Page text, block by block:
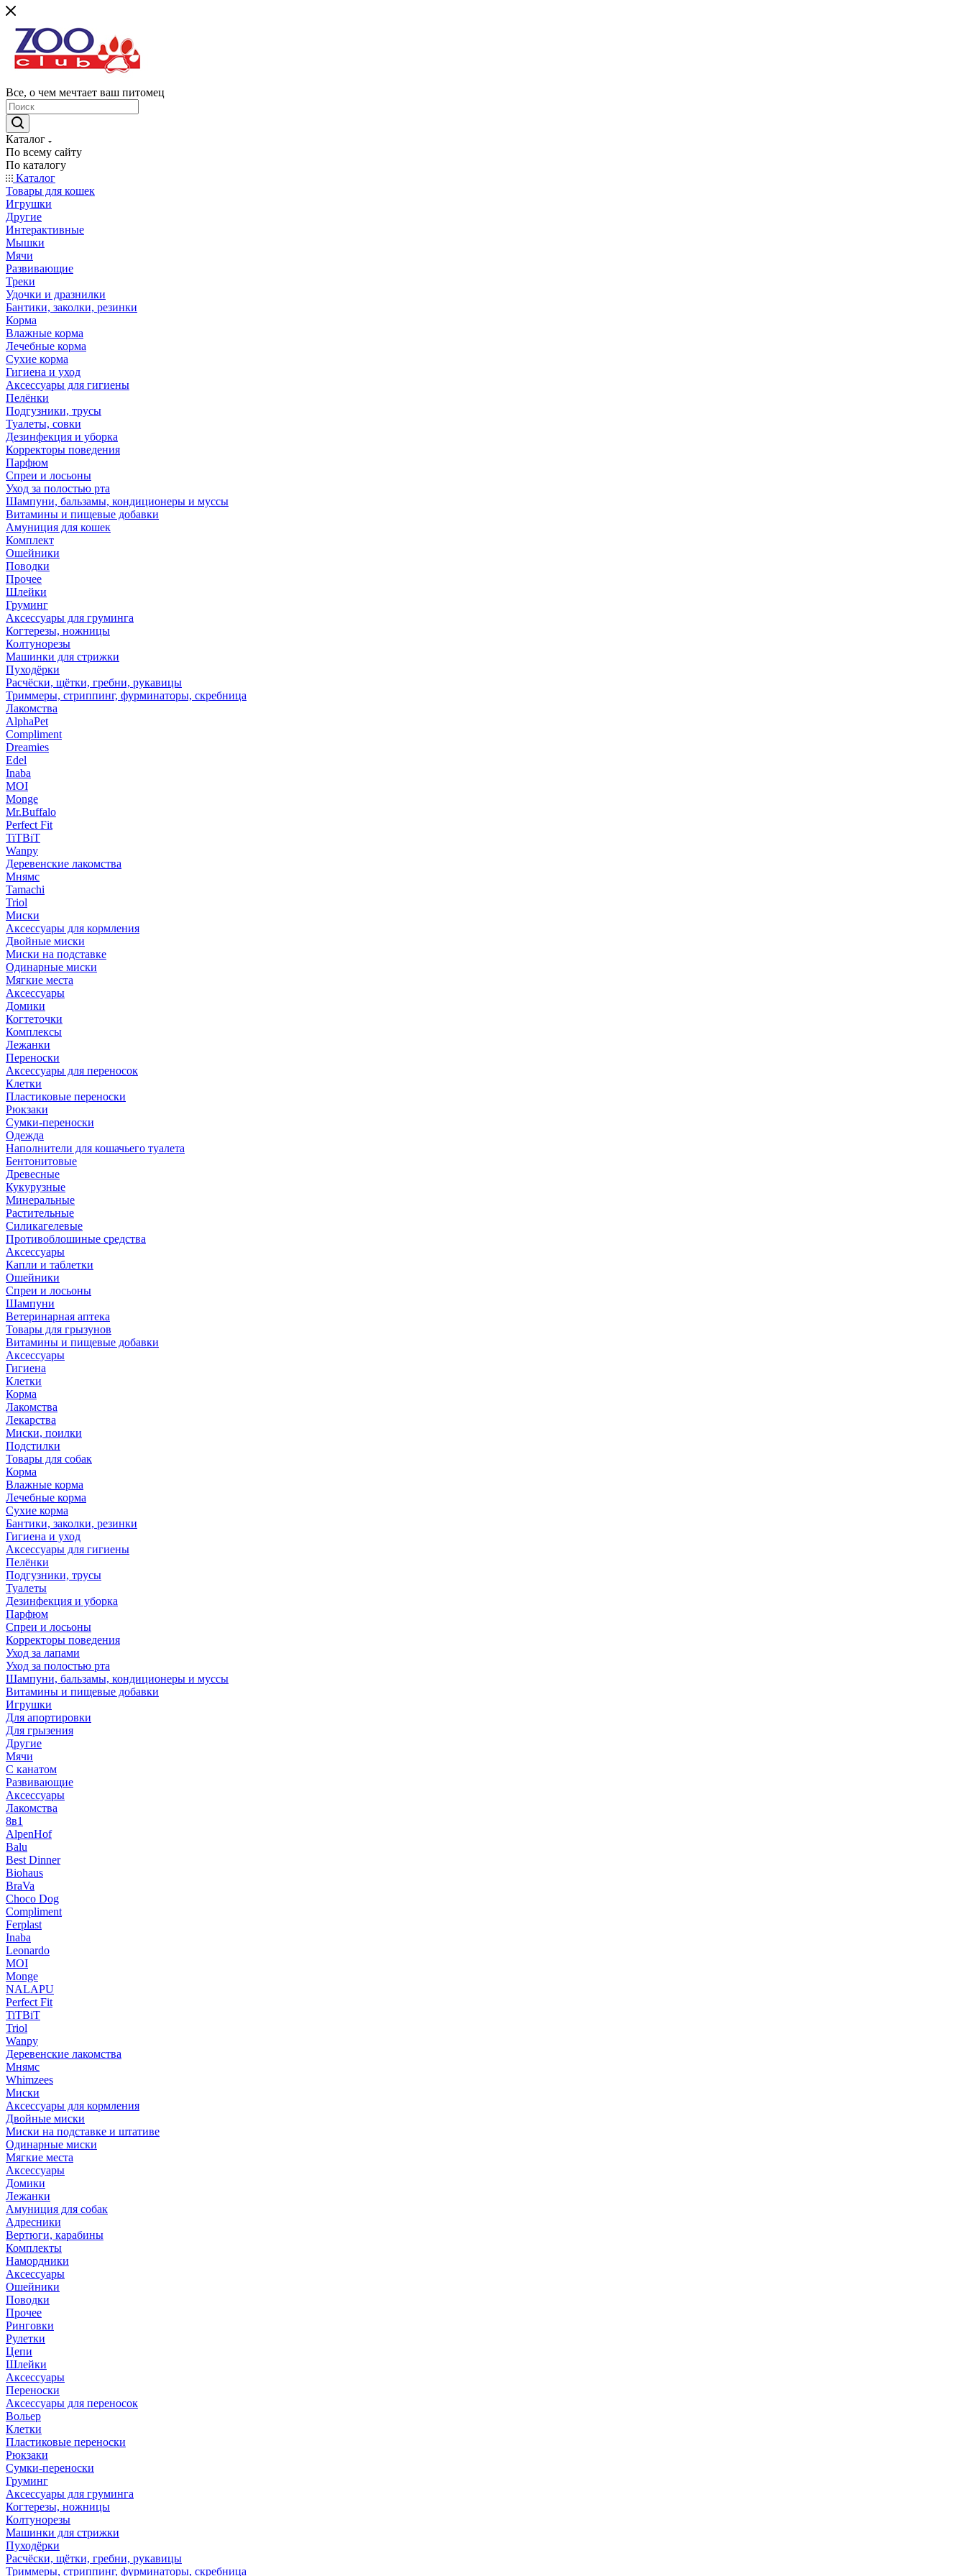
Все, о чем мечтает ваш питомец
Каталог
По всему сайту
По каталогу
Каталог
Товары для кошек
Игрушки
Другие
Интерактивные
Мышки
Мячи
Развивающие
Треки
Удочки и дразнилки
Бантики, заколки, резинки
Корма
Влажные корма
Лечебные корма
Сухие корма
Гигиена и уход
Аксессуары для гигиены
Пелёнки
Подгузники, трусы
Туалеты, совки
Дезинфекция и уборка
Корректоры поведения
Парфюм
Спреи и лосьоны
Уход за полостью рта
Шампуни, бальзамы, кондиционеры и муссы
Витамины и пищевые добавки
Амуниция для кошек
Комплект
Ошейники
Поводки
Прочее
Шлейки
Груминг
Аксессуары для груминга
Когтерезы, ножницы
Колтунорезы
Машинки для стрижки
Пуходёрки
Расчёски, щётки, гребни, рукавицы
Триммеры, стриппинг, фурминаторы, скребница
Лакомства
AlphaPet
Compliment
Dreamies
Edel
Inaba
MOI
Monge
Mr.Buffalo
Perfect Fit
TiTBiT
Wanpy
Деревенские лакомства
Мнямс
Tamachi
Triol
Миски
Аксессуары для кормления
Двойные миски
Миски на подставке
Одинарные миски
Мягкие места
Аксессуары
Домики
Когтеточки
Комплексы
Лежанки
Переноски
Аксессуары для переносок
Клетки
Пластиковые переноски
Рюкзаки
Сумки-переноски
Одежда
Наполнители для кошачьего туалета
Бентонитовые
Древесные
Кукурузные
Минеральные
Растительные
Силикагелевые
Противоблошиные средства
Аксессуары
Капли и таблетки
Ошейники
Спреи и лосьоны
Шампуни
Ветеринарная аптека
Товары для грызунов
Витамины и пищевые добавки
Аксессуары
Гигиена
Клетки
Корма
Лакомства
Лекарства
Миски, поилки
Подстилки
Товары для собак
Корма
Влажные корма
Лечебные корма
Сухие корма
Бантики, заколки, резинки
Гигиена и уход
Аксессуары для гигиены
Пелёнки
Подгузники, трусы
Туалеты
Дезинфекция и уборка
Парфюм
Спреи и лосьоны
Корректоры поведения
Уход за лапами
Уход за полостью рта
Шампуни, бальзамы, кондиционеры и муссы
Витамины и пищевые добавки
Игрушки
Для апортировки
Для грызения
Другие
Мячи
С канатом
Развивающие
Аксессуары
Лакомства
8в1
AlpenHof
Balu
Best Dinner
Biohaus
BraVa
Choco Dog
Compliment
Ferplast
Inaba
Leonardo
MOI
Monge
NALAPU
Perfect Fit
TiTBiT
Triol
Wanpy
Деревенские лакомства
Мнямс
Whimzees
Миски
Аксессуары для кормления
Двойные миски
Миски на подставке и штативе
Одинарные миски
Мягкие места
Аксессуары
Домики
Лежанки
Амуниция для собак
Адресники
Вертюги, карабины
Комплекты
Намордники
Аксессуары
Ошейники
Поводки
Прочее
Ринговки
Рулетки
Цепи
Шлейки
Аксессуары
Переноски
Аксессуары для переносок
Вольер
Клетки
Пластиковые переноски
Рюкзаки
Сумки-переноски
Груминг
Аксессуары для груминга
Когтерезы, ножницы
Колтунорезы
Машинки для стрижки
Пуходёрки
Расчёски, щётки, гребни, рукавицы
Триммеры, стриппинг, фурминаторы, скребница